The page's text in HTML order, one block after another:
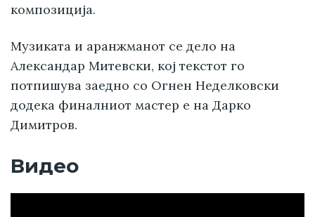
композиција.
Музиката и аранжманот се дело на
Александар Митевски, кој текстот го
потпишува заедно со Огнен Неделковски
додека финалниот мастер е на Дарко
Димитров.
Видео